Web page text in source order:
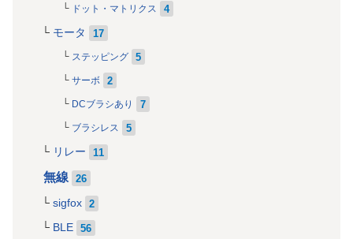
ドット・マトリクス 4
モータ 17
ステッピング 5
サーボ 2
DCブラシあり 7
ブラシレス 5
リレー 11
無線 26
sigfox 2
BLE 56